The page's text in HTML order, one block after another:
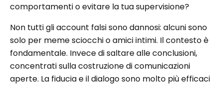
comportamenti o evitare la tua supervisione?
Non tutti gli account falsi sono dannosi: alcuni sono
solo per meme sciocchi o amici intimi. Il contesto è
fondamentale. Invece di saltare alle conclusioni,
concentrati sulla costruzione di comunicazioni
aperte. La fiducia e il dialogo sono molto più efficaci